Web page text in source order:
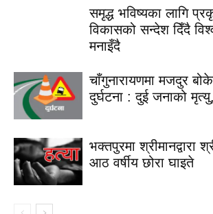
समृद्ध भविष्यका लागि
विकासको सन्देश दिँदै
मनाइँदै
चाँगुनारायणमा मजदुर
दुर्घटना : दुई जनाको
भक्तपुरमा श्रीमानद्वारा
आठ वर्षीय छोरा घाइते